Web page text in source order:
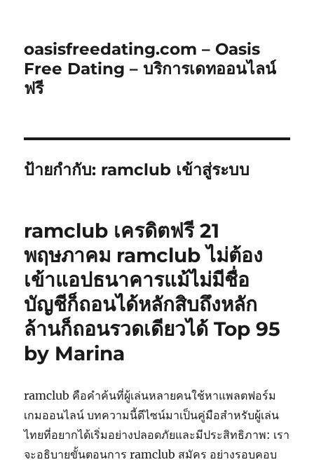
oasisfreedating.com – Oasis
Free Dating – บริการเดทออนไลน์
ฟรี
ป้ายกำกับ: ramclub เข้าสู่ระบบ
ramclub เครดิตฟรี 21
พฤษภาคม ramclub ไม่ต้อง
เข้าแอปธนาคารแม้ไม่มีชื่อ
บัญชีก็ถอนได้หลักสิบถึงหลัก
ล้านก็ถอนรวดเดียวได้ Top 95
by Marina
ramclub คือคำค้นที่ผู้เล่นหลายคนใช้หาแพลตฟอร์ม
เกมออนไลน์ บทความนี้ดีไซน์มาเป็นคู่มือสำหรับผู้เล่น
ไทยที่อยากได้เริ่มอย่างปลอดภัยและมีประสิทธิภาพ: เรา
จะอธิบายขั้นตอนการ ramclub สมัคร อย่างรอบคอบ